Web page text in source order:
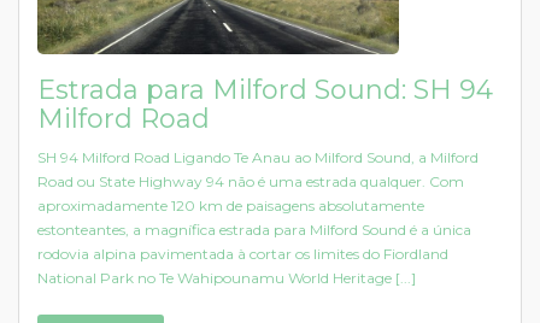
Estrada para Milford Sound: SH 94
Milford Road
SH 94 Milford Road Ligando Te Anau ao Milford Sound, a Milford
Road ou State Highway 94 não é uma estrada qualquer. Com
aproximadamente 120 km de paisagens absolutamente
estonteantes, a magnífica estrada para Milford Sound é a única
rodovia alpina pavimentada à cortar os limites do Fiordland
National Park no Te Wahipounamu World Heritage [...]